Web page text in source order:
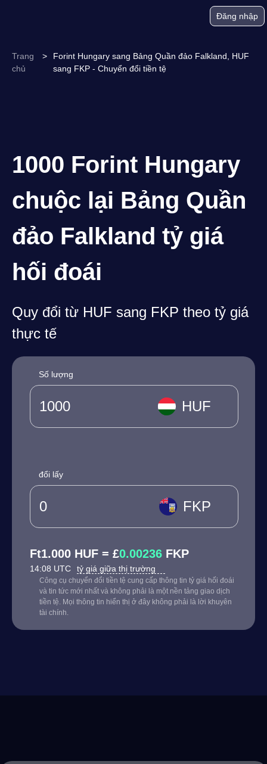
Đăng nhập
Trang
chủ
>
Forint Hungary sang Bảng Quần đảo Falkland, HUF
sang FKP - Chuyển đổi tiền tệ
1000 Forint Hungary
chuộc lại Bảng Quần
đảo Falkland tỷ giá
hối đoái
Quy đổi từ HUF sang FKP theo tỷ giá
thực tế
Số lượng
HUF
đổi lấy
FKP
Ft1.000 HUF = £0.00236 FKP
14:08 UTC tỷ giá giữa thị trường
Công cụ chuyển đổi tiền tệ cung cấp thông tin tỷ giá hối đoái
và tin tức mới nhất và không phải là một nền tảng giao dịch
tiền tệ. Mọi thông tin hiển thị ở đây không phải là lời khuyên
tài chính.